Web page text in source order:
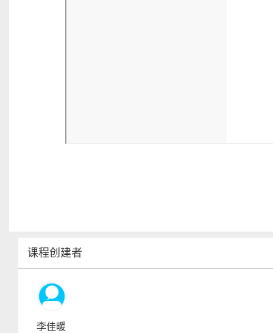
课程创建者
李佳暖